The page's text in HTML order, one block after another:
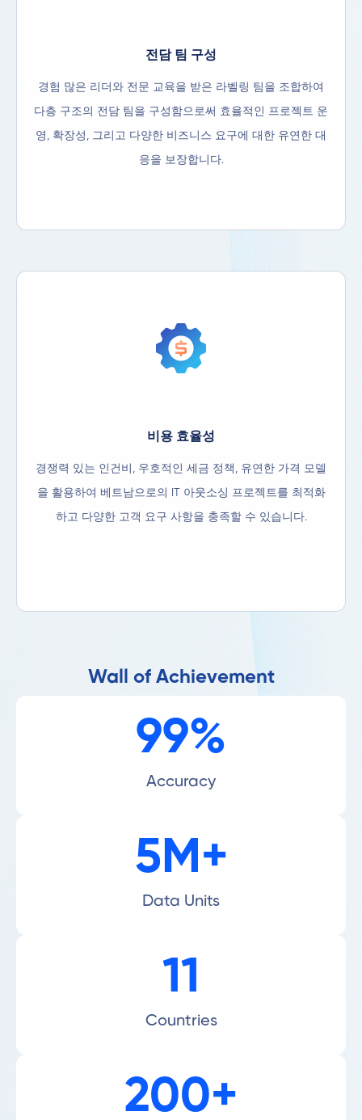
전담 팀 구성
경험 많은 리더와 전문 교육을 받은 라벨링 팀을 조합하여
다층 구조의 전담 팀을 구성함으로써 효율적인 프로젝트 운
영, 확장성, 그리고 다양한 비즈니스 요구에 대한 유연한 대
응을 보장합니다.
비용 효율성
경쟁력 있는 인건비, 우호적인 세금 정책, 유연한 가격 모델
을 활용하여 베트남으로의 IT 아웃소싱 프로젝트를 최적화
하고 다양한 고객 요구 사항을 충족할 수 있습니다.
Wall of Achievement
99%
Accuracy
5M+
Data Units
11
Countries
200+